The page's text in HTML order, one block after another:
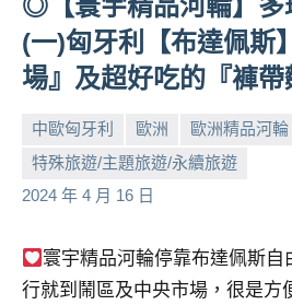
路、
旅
節
目
金
探
◎【寰宇精品河輪】多
(一)匈牙利【布達佩斯
場』及超好吃的『褲帶
中歐匈牙利 歐洲
歐洲精品河輪
特殊旅遊/主題旅遊/永續旅遊
2024 年 4 月 16 日
小
芳
No
comments
寰宇精品河輪停靠布達佩斯自
行就到鬧區及中央市場，很是方